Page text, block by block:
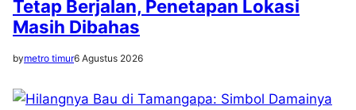
Tetap Berjalan, Penetapan Lokasi
Masih Dibahas
bymetro timur6 Agustus 2026